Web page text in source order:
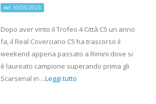
del 10/05/2023
Dopo aver vinto il Trofeo 4 Città C5 un anno
fa, il Real Coverciano C5 ha trascorso il
weekend appena passato a Rimini dove si
è laureato campione superando prima gli
Scarsenal in ...Leggi tutto